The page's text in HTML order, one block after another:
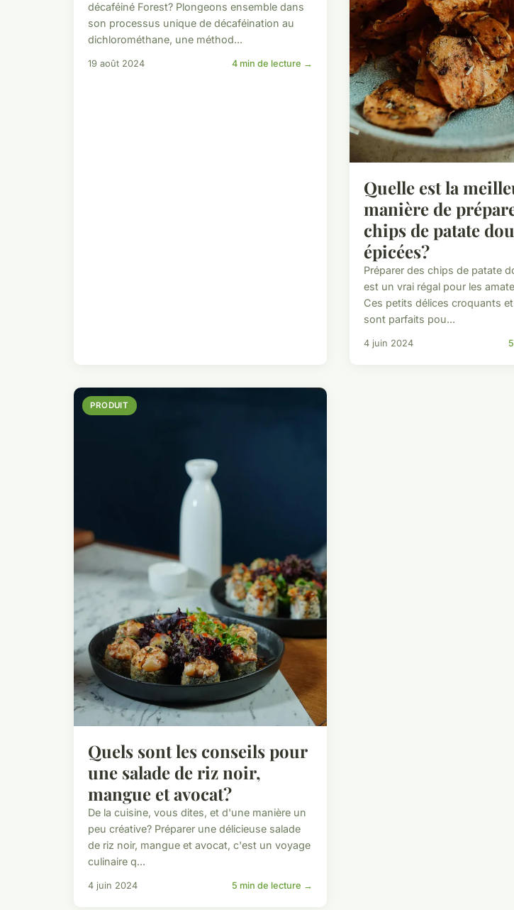
décaféiné Forest? Plongeons ensemble dans
son processus unique de décaféination au
dichlorométhane, une méthod...
19 août 2024 4 min de lecture →
Quelle est la
manière de
chips de patate
épicées?
Préparer des chips de patate
est un vrai régal pour les
Ces petits délices croquants
sont parfaits pou...
4 juin 2024
PRODUIT
Quels sont les conseils pour
une salade de riz noir,
mangue et avocat?
De la cuisine, vous dites, et d'une manière un
peu créative? Préparer une délicieuse salade
de riz noir, mangue et avocat, c'est un voyage
culinaire q...
4 juin 2024 5 min de lecture →